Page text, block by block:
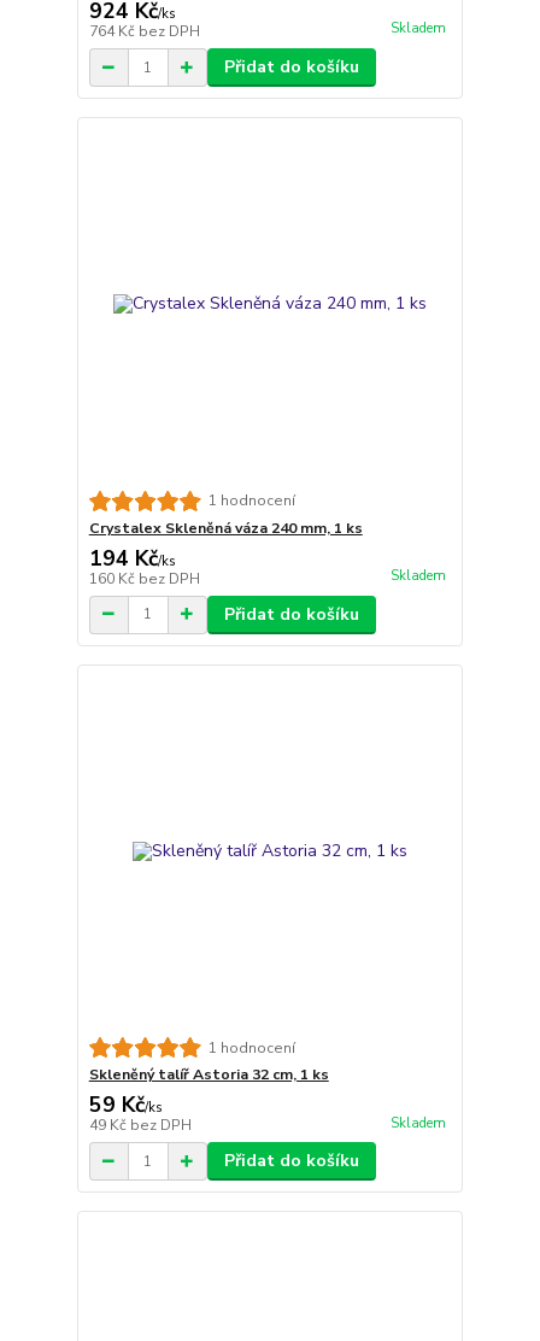
924 Kč/ks
764 Kč bez DPH Skladem
Přidat do košíku
1 hodnocení
Crystalex Skleněná váza 240 mm, 1 ks
194 Kč/ks
160 Kč bez DPH Skladem
Přidat do košíku
1 hodnocení
Skleněný talíř Astoria 32 cm, 1 ks
59 Kč/ks
49 Kč bez DPH Skladem
Přidat do košíku